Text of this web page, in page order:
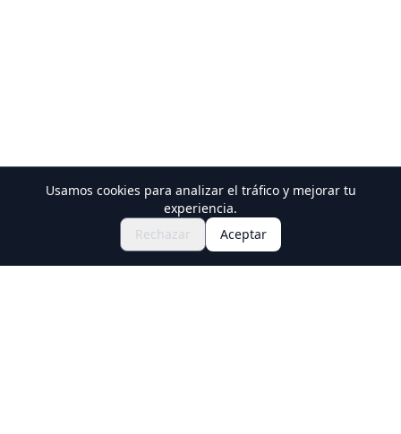
Descubre Festivales y Eventos
Consigue Entradas para el Matsuri
Japonés
Usamos cookies para analizar el tráfico y mejorar tu
experiencia.
Rechazar
Aceptar